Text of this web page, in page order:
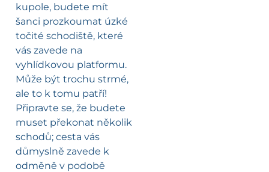
kupole, budete mít
šanci prozkoumat úzké
točité schodiště, které
vás zavede na
vyhlídkovou platformu.
Může být trochu strmé,
ale to k tomu patří!
Připravte se, že budete
muset překonat několik
schodů; cesta vás
důmyslně zavede k
odměně v podobě